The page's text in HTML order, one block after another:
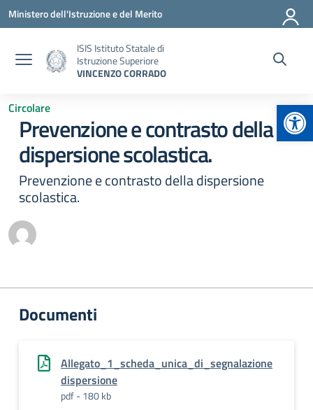
Vai ai contenuti
Vai al menu di navigazione
Vai al footer
Ministero dell'Istruzione e del Merito
ISIS Istituto Statale di
Istruzione Superiore
VINCENZO CORRADO
Circolare
Prevenzione e contrasto della
dispersione scolastica.
Prevenzione e contrasto della dispersione
scolastica.
Documenti
Allegato_1_scheda_unica_di_segnalazione
dispersione
pdf - 180 kb